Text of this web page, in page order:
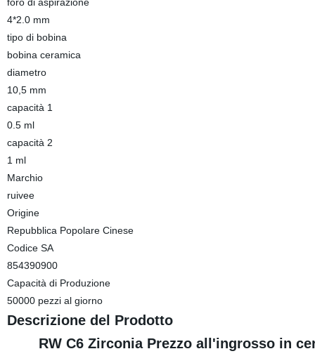
4*2.0 mm
tipo di bobina
bobina ceramica
diametro
10,5 mm
capacità 1
0.5 ml
capacità 2
1 ml
Marchio
ruivee
Origine
Repubblica Popolare Cinese
Codice SA
854390900
Capacità di Produzione
50000 pezzi al giorno
Descrizione del Prodotto
RW C6 Zirconia Prezzo all'ingrosso in